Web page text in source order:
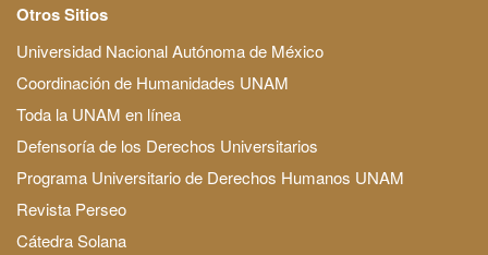
Otros Sitios
Universidad Nacional Autónoma de México
Coordinación de Humanidades UNAM
Toda la UNAM en línea
Defensoría de los Derechos Universitarios
Programa Universitario de Derechos Humanos UNAM
Revista Perseo
Cátedra Solana